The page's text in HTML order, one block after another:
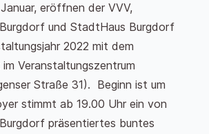
eröffnen der VVV,
und StadtHaus Burgdorf
2022 mit dem
Veranstaltungszentrum
Straße 31). Beginn ist um
stimmt ab 19.00 Uhr ein von
präsentiertes buntes